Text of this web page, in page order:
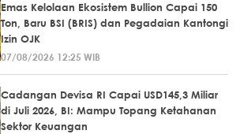
Emas Kelolaan Ekosistem Bullion Capai 150
Ton, Baru BSI (BRIS) dan Pegadaian Kantongi
Izin OJK
07/08/2026 12:25 WIB
Cadangan Devisa RI Capai USD145,3 Miliar
di Juli 2026, BI: Mampu Topang Ketahanan
Sektor Keuangan